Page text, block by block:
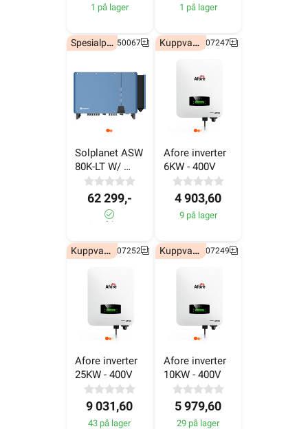
Solplanet ASW
80K-LT W/
Spesialpris!7050067
62 299,-
1± på lager
Afore inverter
6KW - 400V
Kuppvare!6607247
4 903,60
9 på lager
Afore inverter
25KW - 400V
Kuppvare!6607252
9 031,60
43 på lager
Afore inverter
10KW - 400V
Kuppvare!6607249
5 979,60
29 på lager
Kuppvare!6607250 Kuppvare!6607251